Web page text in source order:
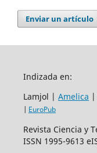
Enviar un artículo
Indizada en:
Lamjol | Amelica |
| EuroPub
Revista Ciencia y
ISSN 1995-9613